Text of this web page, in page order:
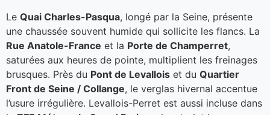
Le Quai Charles-Pasqua, longé par la Seine, présente
une chaussée souvent humide qui sollicite les flancs. La
Rue Anatole-France et la Porte de Champerret,
saturées aux heures de pointe, multiplient les freinages
brusques. Près du Pont de Levallois et du Quartier
Front de Seine / Collange, le verglas hivernal accentue
l’usure irrégulière. Levallois-Perret est aussi incluse dans